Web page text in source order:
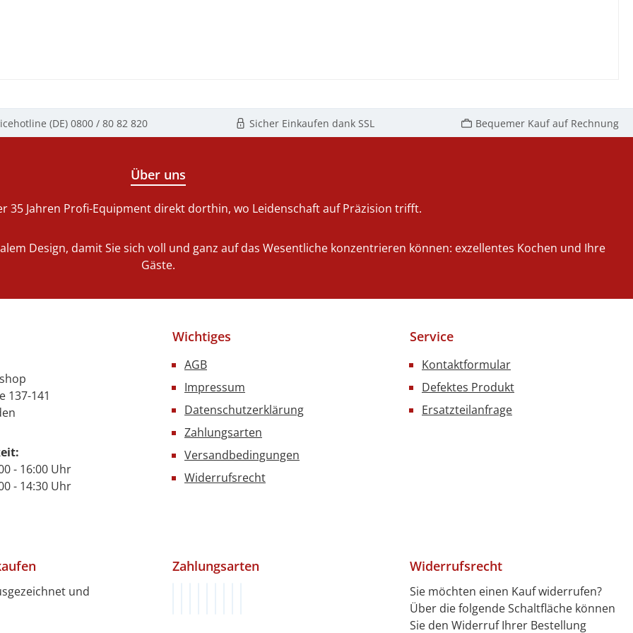
(DE) 0800 / 80 82 820 Sicher Einkaufen dank SSL Bequemer Kauf auf Rechnung
Über uns
35 Jahren Profi-Equipment direkt dorthin, wo Leidenschaft auf Präzision trifft.
Design, damit Sie sich voll und ganz auf das Wesentliche konzentrieren können: exzellentes Kochen und Ihre
Gäste.
137-141
- 16:00 Uhr
14:30 Uhr
Wichtiges
AGB
Impressum
Datenschutzerklärung
Zahlungsarten
Versandbedingungen
Widerrufsrecht
Service
Kontaktformular
Defektes Produkt
Ersatzteilanfrage
und
Zahlungsarten Widerrufsrecht
Sie möchten einen Kauf widerrufen?
Über die folgende Schaltfläche können
Sie den Widerruf Ihrer Bestellung